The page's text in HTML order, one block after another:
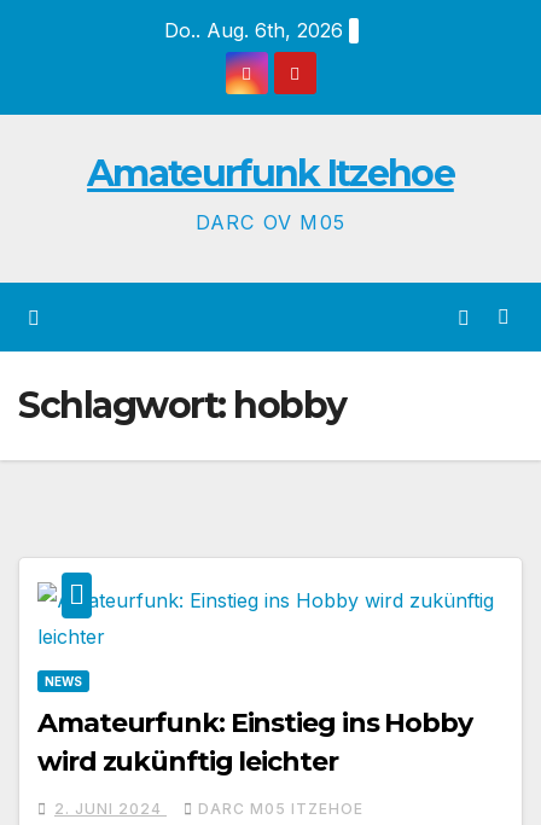
Do.. Aug. 6th, 2026
Amateurfunk Itzehoe
DARC OV M05
Schlagwort: hobby
NEWS
Amateurfunk: Einstieg ins Hobby
wird zukünftig leichter
2. JUNI 2024 DARC M05 ITZEHOE